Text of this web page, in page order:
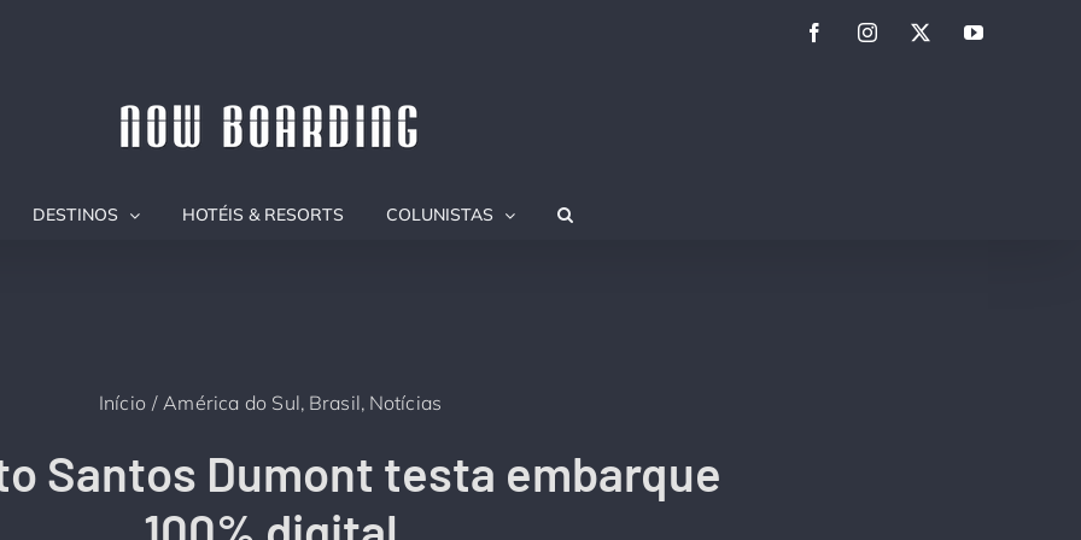
FacebookInstagramTwitterYouTube
DESTINOS HOTÉIS & RESORTS COLUNISTAS
Início América do Sul Brasil Notícias
Santos Dumont testa embarque